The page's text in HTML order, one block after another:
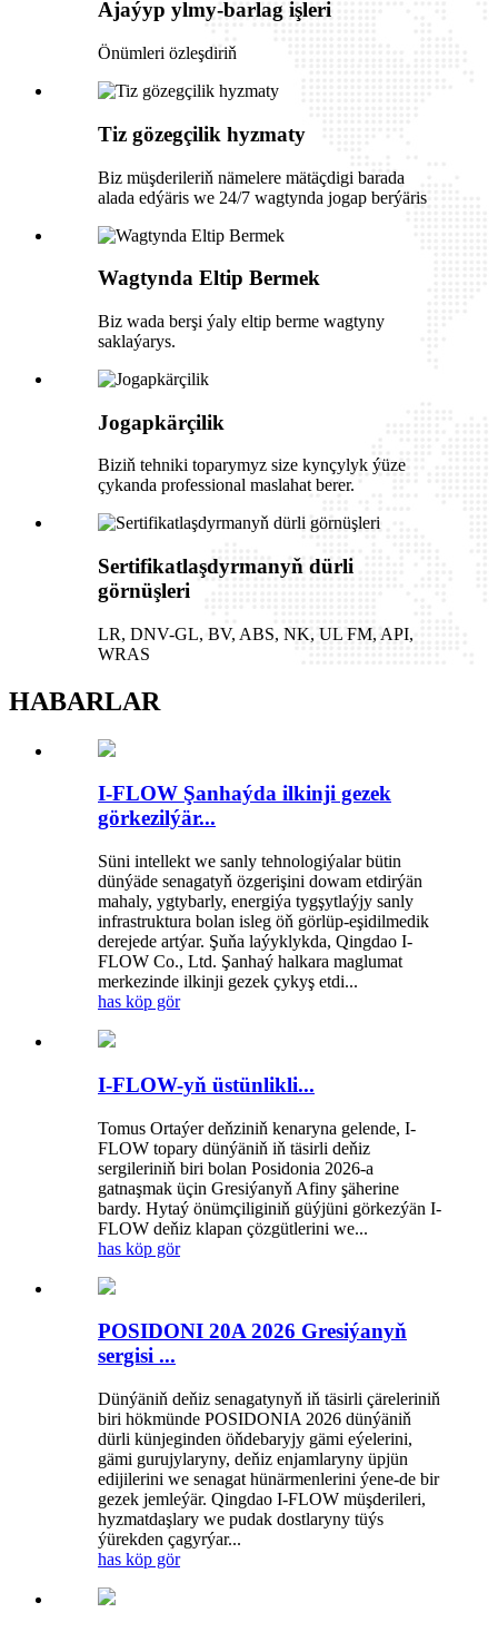
Ajaýyp ylmy-barlag işleri
Önümleri özleşdiriň
Tiz gözegçilik hyzmaty
Biz müşderileriň nämelere mätäçdigi barada
alada edýäris we 24/7 wagtynda jogap berýäris
Wagtynda Eltip Bermek
Biz wada berşi ýaly eltip berme wagtyny
saklaýarys.
Jogapkärçilik
Biziň tehniki toparymyz size kynçylyk ýüze
çykanda professional maslahat berer.
Sertifikatlaşdyrmanyň dürli
görnüşleri
LR, DNV-GL, BV, ABS, NK, UL ​​FM, API,
WRAS
HABARLAR
I-FLOW Şanhaýda ilkinji gezek
görkezilýär...
Süni intellekt we sanly tehnologiýalar bütin
dünýäde senagatyň özgerişini dowam etdirýän
mahaly, ygtybarly, energiýa tygşytlaýjy sanly
infrastruktura bolan isleg öň görlüp-eşidilmedik
derejede artýar. Şuňa laýyklykda, Qingdao I-
FLOW Co., Ltd. Şanhaý halkara maglumat
merkezinde ilkinji gezek çykyş etdi...
has köp gör
I-FLOW-yň üstünlikli...
Tomus Ortaýer deňziniň kenaryna gelende, I-
FLOW topary dünýäniň iň täsirli deňiz
sergileriniň biri bolan Posidonia 2026-a
gatnaşmak üçin Gresiýanyň Afiny şäherine
bardy. Hytaý önümçiliginiň güýjüni görkezýän I-
FLOW deňiz klapan çözgütlerini we...
has köp gör
POSIDONI 20A 2026 Gresiýanyň
sergisi ...
Dünýäniň deňiz senagatynyň iň täsirli çäreleriniň
biri hökmünde POSIDONIA 2026 dünýäniň
dürli künjeginden öňdebaryjy gämi eýelerini,
gämi gurujylaryny, deňiz enjamlaryny üpjün
edijilerini we senagat hünärmenlerini ýene-de bir
gezek jemleýär. Qingdao I-FLOW müşderileri,
hyzmatdaşlary we pudak dostlaryny tüýs
ýürekden çagyrýar...
has köp gör